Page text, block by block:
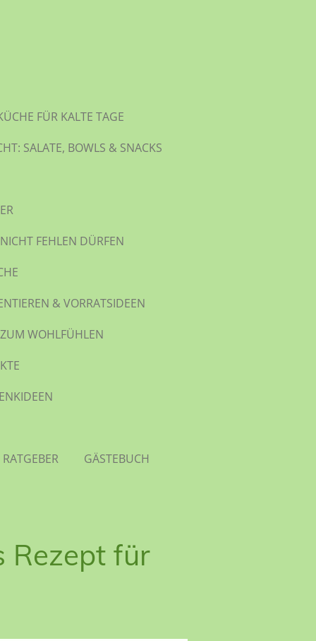
FÜR KALTE TAGE
SALATE, BOWLS & SNACKS
FEHLEN DÜRFEN
& VORRATSIDEEN
WOHLFÜHLEN
GÄSTEBUCH
Rezept für